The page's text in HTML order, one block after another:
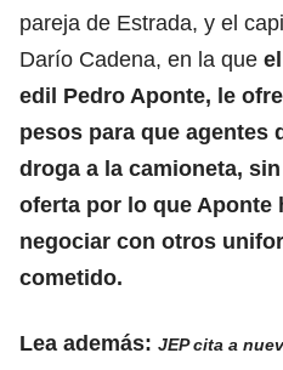
pareja de Estrada, y el
Darío Cadena, en la que
edil Pedro Aponte, le
pesos para que agentes
droga a la camioneta,
oferta por lo que Aponte
negociar con otros
cometido.
Lea además: JEP cita a